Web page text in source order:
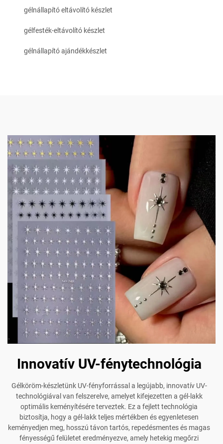
gélnállapító eltávolító készlet
gélfesték-eltávolító készlet
gélnállapító ajándékkészlet
Innovatív UV-fénytechnológia
Gélköröm-készletünk UV-fényforrással a legújabb, innovatív UV-
technológiával van felszerelve, amelyet kifejezetten a gél-lakk
optimális keményítésére terveztek. Ez a fejlett technológia
biztosítja, hogy a gél-lakk teljes mértékben és egyenletesen
keményedjen meg, hosszú távon tartós, repedésmentes és magas
fényességű felületet eredményezve, amely hetekig megőrzi